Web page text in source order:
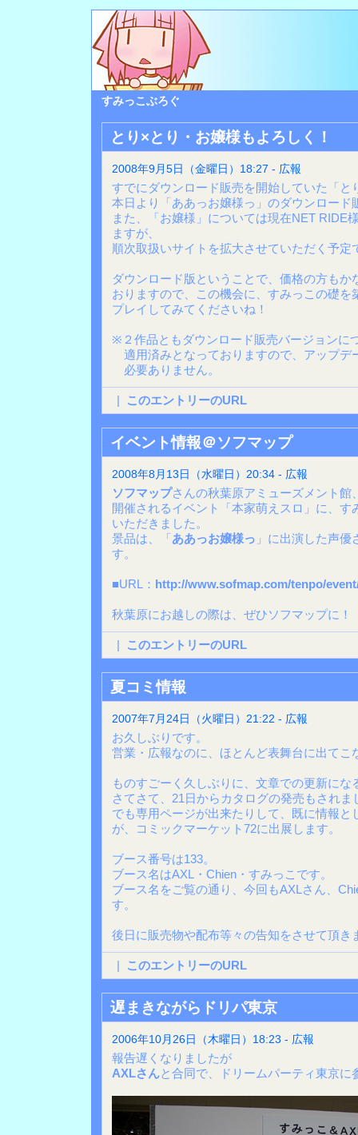
すみっこぶろぐ
とり×とり・お嬢様もよろしく！
2008年9月5日（金曜日）18:27 - 広報
すでにダウンロード販売を開始していた「と
本日より「ああっお嬢様っ」のダウンロード
また、「お嬢様」については現在NET RIDE
ますが、
順次取扱いサイトを拡大させていただく予定
ダウンロード版ということで、価格の方もか
おりますので、この機会に、すみっこの礎を
プレイしてみてくださいね！
※２作品ともダウンロード販売バージョンに
適用済みとなっておりますので、アップデ
必要ありません。
| このエントリーのURL
イベント情報＠ソフマップ
2008年8月13日（水曜日）20:34 - 広報
ソフマップさんの秋葉原アミューズメント館
開催されるイベント「本家萌えスロ」に、す
いただきました。
景品は、「ああっお嬢様っ 」に出演した声
す。
■URL： http://www.sofmap.com/tenpo/
秋葉原にお越しの際は、ぜひソフマップに！
| このエントリーのURL
夏コミ情報
2007年7月24日（火曜日）21:22 - 広報
お久しぶりです。
営業・広報なのに、ほとんど表舞台に出てこ
ものすごーく久しぶりに、文章での更新にな
さてさて、21日からカタログの発売もされ
でも専用ページが出来たりして、既に情報と
が、コミックマーケット72に出展します。
ブース番号は133。
ブース名はAXL・Chien・すみっこです。
ブース名をご覧の通り、今回もAXLさん、
す。
後日に販売物や配布等々の告知をさせて頂き
| このエントリーのURL
遅まきながらドリパ東京
2006年10月26日（木曜日）18:23 - 広報
報告遅くなりましたが
AXLさんと合同で、ドリームパーティ東京に